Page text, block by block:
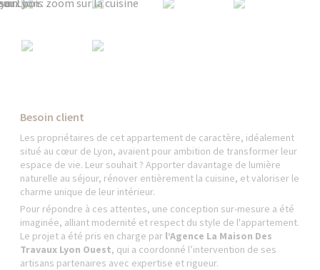
Besoin client
Les propriétaires de cet appartement de caractère, idéalement
situé au cœur de Lyon, avaient pour ambition de transformer leur
espace de vie. Leur souhait ? Apporter davantage de lumière
naturelle au séjour, rénover entièrement la cuisine, et valoriser le
charme unique de leur intérieur.
Pour répondre à ces attentes, une conception sur-mesure a été
imaginée, alliant modernité et respect du style de l'appartement.
Le projet a été pris en charge par l’Agence La Maison Des
Travaux Lyon Ouest, qui a coordonné l’intervention de ses
artisans partenaires avec expertise et rigueur.